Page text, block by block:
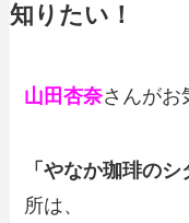
知りたい！
山田杏奈さんがお
「やなか珈琲の
所は、